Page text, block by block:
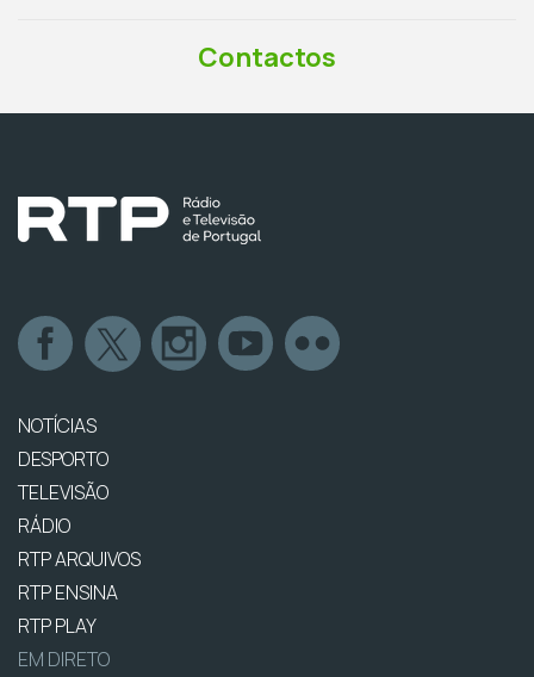
Contactos
NOTÍCIAS
DESPORTO
TELEVISÃO
RÁDIO
RTP ARQUIVOS
RTP ENSINA
RTP PLAY
EM DIRETO